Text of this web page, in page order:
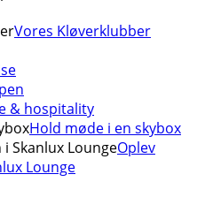
Vores Kløverklubber
& hospitality
Hold møde i en skybox
Skanlux LoungeOplev
Lounge